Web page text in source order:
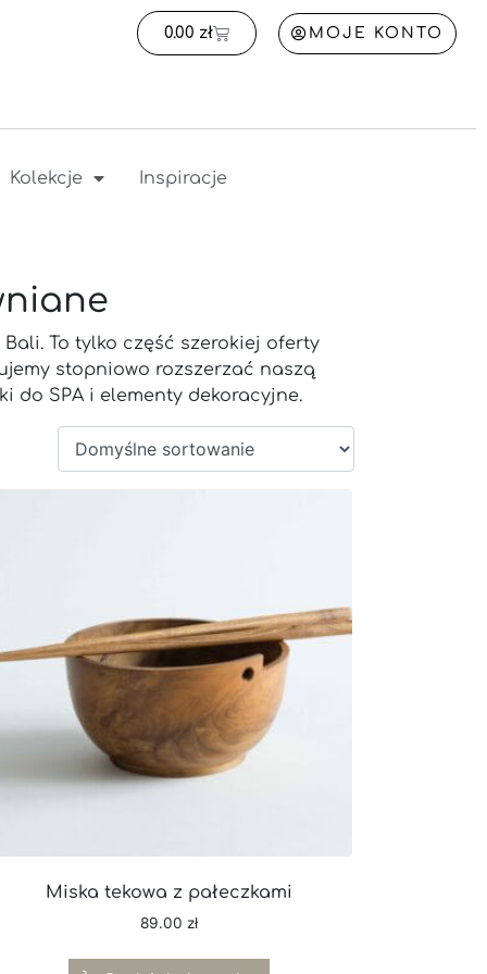
0.00 zł MOJE KONTO
Kolekcje Inspiracje
To tylko część szerokiej oferty
stopniowo rozszerzać naszą
do SPA i elementy dekoracyjne.
Miska tekowa z pałeczkami
89.00 zł